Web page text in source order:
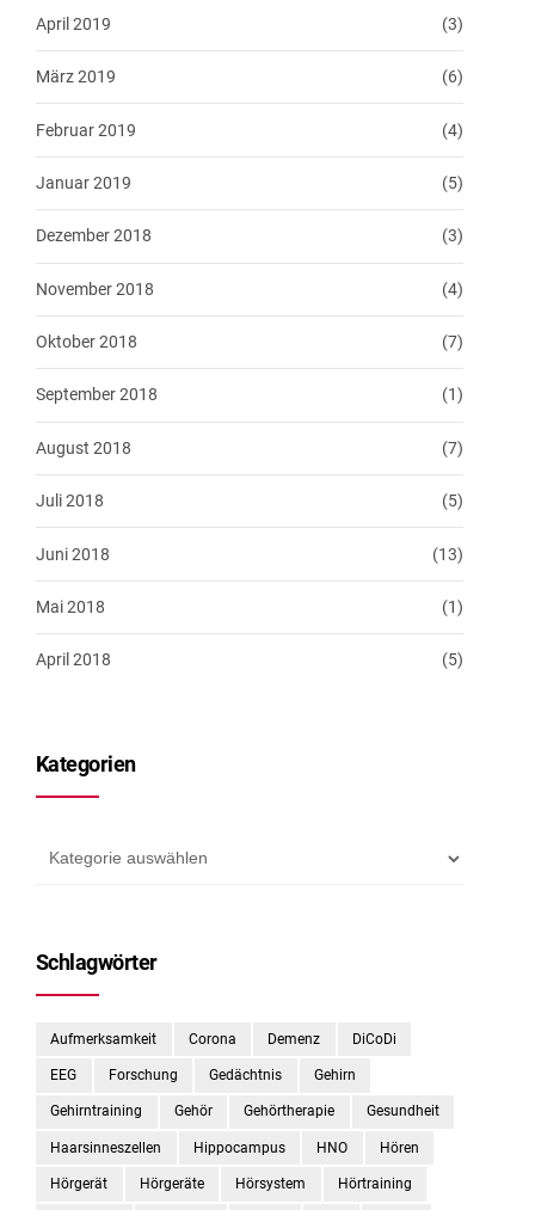
April 2019 (3)
März 2019 (6)
Februar 2019 (4)
Januar 2019 (5)
Dezember 2018 (3)
November 2018 (4)
Oktober 2018 (7)
September 2018 (1)
August 2018 (7)
Juli 2018 (5)
Juni 2018 (13)
Mai 2018 (1)
April 2018 (5)
Kategorien
Schlagwörter
Aufmerksamkeit Corona Demenz DiCoDi
EEG Forschung Gedächtnis Gehirn
Gehirntraining Gehör Gehörtherapie Gesundheit
Haarsinneszellen Hippocampus HNO Hören
Hörgerät Hörgeräte Hörsystem Hörtraining